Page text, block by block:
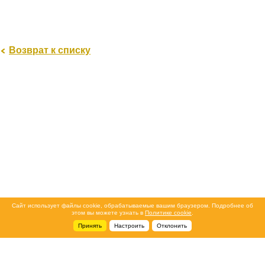
Возврат к списку
Сайт использует файлы cookie, обрабатываемые вашим браузером. Подробнее об
этом вы можете узнать в Политике cookie
Принять
Настроить Отклонить